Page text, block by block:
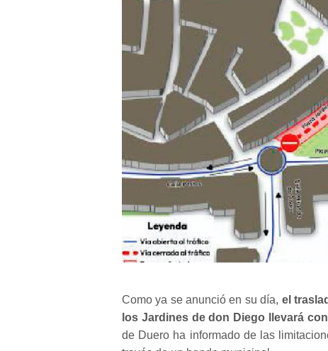
Comoya se anunció en su día, el
los Jardines de don Diego llevará
de Duero ha informado de las